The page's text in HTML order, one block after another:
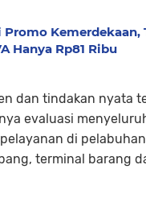
Promo Kemerdekaan,
Hanya Rp81 Ribu
dan tindakan nyata
evaluasi
di
terminal barang